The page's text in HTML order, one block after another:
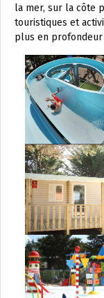
la mer, sur la côte
touristiques et
plus en